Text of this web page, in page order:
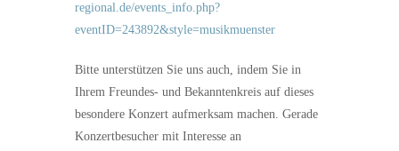
regional.de/events_info.php?
eventID=243892&style=musikmuenster
Bitte unterstützen Sie uns auch, indem Sie in
Ihrem Freundes- und Bekanntenkreis auf dieses
besondere Konzert aufmerksam machen. Gerade
Konzertbesucher mit Interesse an